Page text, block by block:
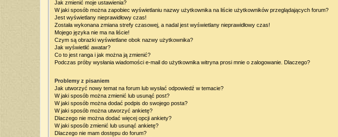
Jak zmienić moje ustawienia?
W jaki sposób można zapobiec wyświetlaniu nazwy użytkownika na liście użytkowników przeglądających forum?
Jest wyświetlany nieprawidłowy czas!
Została wykonana zmiana strefy czasowej, a nadal jest wyświetlany nieprawidłowy czas!
Mojego języka nie ma na liście!
Czym są obrazki wyświetlane obok nazwy użytkownika?
Jak wyświetlić awatar?
Co to jest ranga i jak można ją zmienić?
Podczas próby wysłania wiadomości e-mail do użytkownika witryna prosi mnie o zalogowanie. Dlaczego?
Problemy z pisaniem
Jak utworzyć nowy temat na forum lub wysłać odpowiedź w temacie?
W jaki sposób można zmienić lub usunąć post?
W jaki sposób można dodać podpis do swojego posta?
W jaki sposób można utworzyć ankietę?
Dlaczego nie można dodać więcej opcji ankiety?
W jaki sposób zmienić lub usunąć ankietę?
Dlaczego nie mam dostępu do forum?